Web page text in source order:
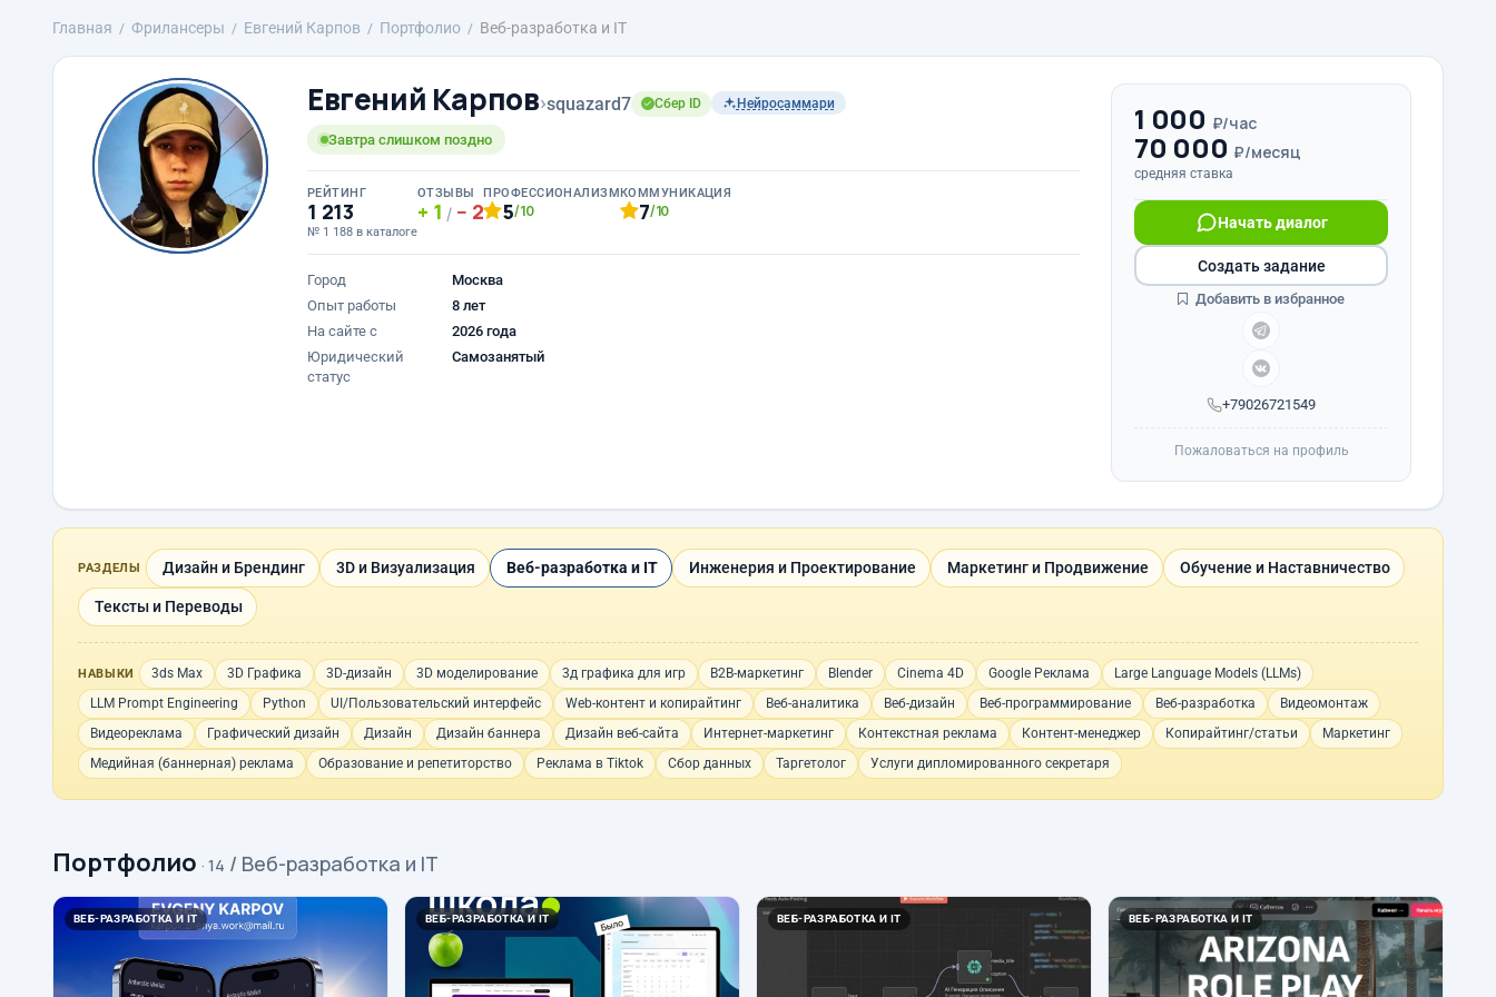
Главная Фрилансеры Евгений Карпов Портфолио Веб-разработка и IT
Евгений Карпов›squazard7 Сбер ID Нейросаммари
Завтра слишком поздно
РЕЙТИНГ
1 213
№ 1 188 в каталоге
ОТЗЫВЫ
1 / 2
ПРОФЕССИОНАЛИЗМ
5/10
КОММУНИКАЦИЯ
7/10
Город
Москва
Опыт работы
8 лет
На сайте с
2026 года
Юридический
статус
Самозанятый
1 000 ₽/час
70 000 ₽/месяц
средняя ставка
+79026721549
Начать диалог
Создать задание
Добавить в избранное
Пожаловаться на профиль
РАЗДЕЛЫ Дизайн и Брендинг 3D и Визуализация Веб-разработка и IT Инженерия и Проектирование Маркетинг и Продвижение Обучение и Наставничество
Тексты и Переводы
НАВЫКИ 3ds Max 3D Графика 3D-дизайн 3D моделирование 3д графика для игр B2B-маркетинг Blender Cinema 4D Google Реклама
Large Language Models (LLMs)
LLM Prompt Engineering
Python UI/Пользовательский интерфейс Web-контент и копирайтинг Веб-аналитика Веб-дизайн Веб-программирование Веб-разработка
Видеомонтаж
Видеореклама
Графический дизайн Дизайн Дизайн баннера Дизайн веб-сайта Интернет-маркетинг Контекстная реклама Контент-менеджер Копирайтинг/статьи
Маркетинг
Медийная (баннерная) реклама
Образование и репетиторство Реклама в Tiktok Сбор данных Таргетолог Услуги дипломированного секретаря
Портфолио · 14 / Веб-разработка и IT
ВЕБ-РАЗРАБОТКА И IT ВЕБ-РАЗРАБОТКА И IT ВЕБ-РАЗРАБОТКА И IT ВЕБ-РАЗРАБОТКА И IT